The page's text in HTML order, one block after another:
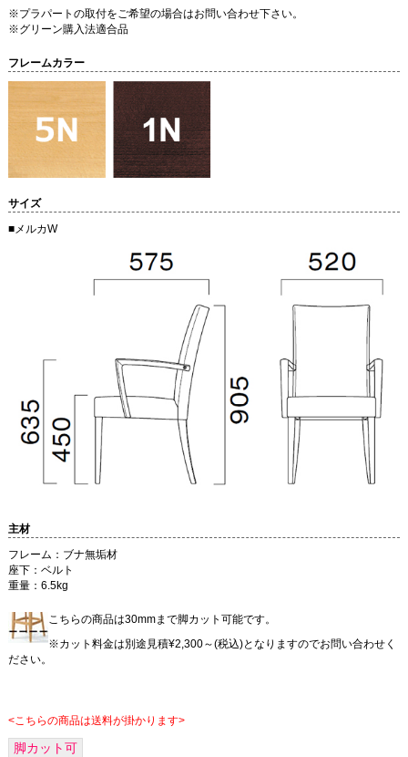
※プラパートの取付をご希望の場合はお問い合わせ下さい。
※グリーン購入法適合品
フレームカラー
サイズ
■メルカW
主材
フレーム：ブナ無垢材
座下：ベルト
重量：6.5kg
こちらの商品は30mmまで脚カット可能です。
※カット料金は別途見積¥2,300～(税込)となりますのでお問い合わせく
ださい。
<こちらの商品は送料が掛かります>
脚カット可